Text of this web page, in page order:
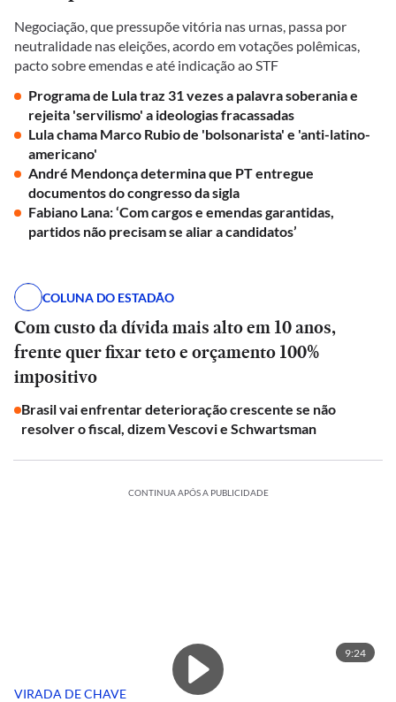
Negociação, que pressupõe vitória nas urnas, passa por
neutralidade nas eleições, acordo em votações polêmicas,
pacto sobre emendas e até indicação ao STF
Programa de Lula traz 31 vezes a palavra soberania e
rejeita 'servilismo' a ideologias fracassadas
Lula chama Marco Rubio de 'bolsonarista' e 'anti-latino-
americano'
André Mendonça determina que PT entregue
documentos do congresso da sigla
Fabiano Lana: ‘Com cargos e emendas garantidas,
partidos não precisam se aliar a candidatos’
COLUNA DO ESTADÃO
Com custo da dívida mais alto em 10 anos,
frente quer fixar teto e orçamento 100%
impositivo
Brasil vai enfrentar deterioração crescente se não
resolver o fiscal, dizem Vescovi e Schwartsman
CONTINUA APÓS A PUBLICIDADE
9:24
VIRADA DE CHAVE